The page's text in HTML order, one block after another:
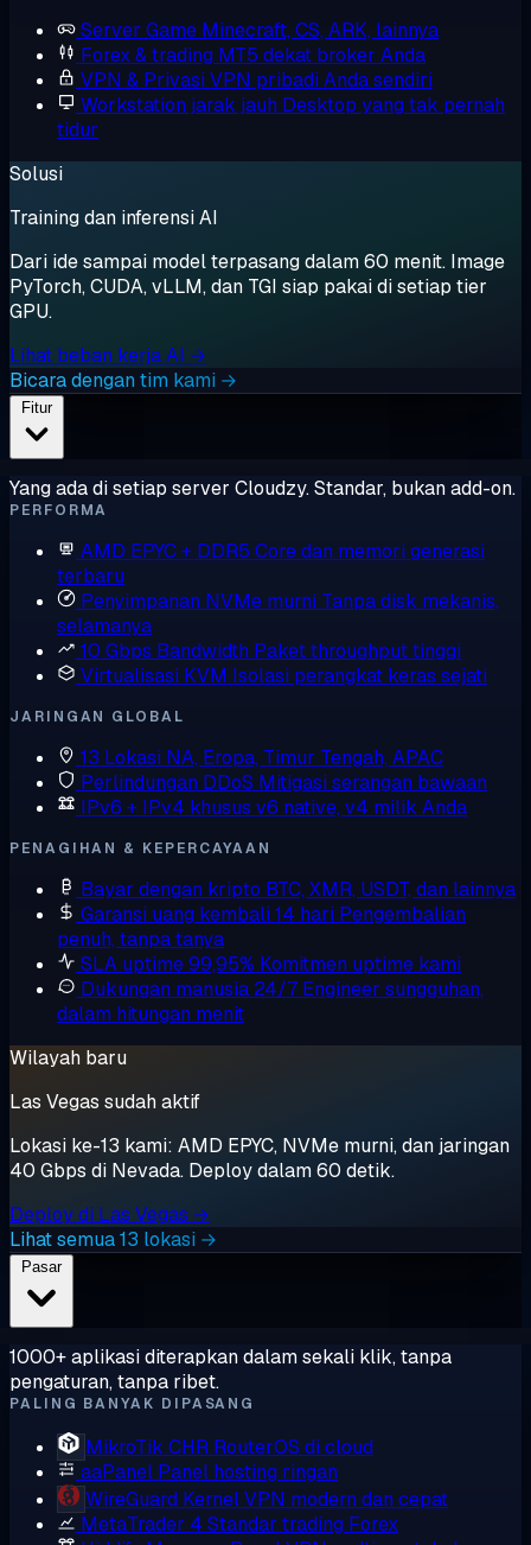
Server Game Minecraft, CS, ARK, lainnya
Forex & trading MT5 dekat broker Anda
VPN & Privasi VPN pribadi Anda sendiri
Workstation jarak jauh Desktop yang tak pernah
tidur
Solusi
Training dan inferensi AI
Dari ide sampai model terpasang dalam 60 menit. Image
PyTorch, CUDA, vLLM, dan TGI siap pakai di setiap tier
GPU.
Lihat beban kerja AI →
Bicara dengan tim kami →
Fitur
Yang ada di setiap server Cloudzy. Standar, bukan add-on.
PERFORMA
AMD EPYC + DDR5 Core dan memori generasi
terbaru
Penyimpanan NVMe murni Tanpa disk mekanis,
selamanya
10 Gbps Bandwidth Paket throughput tinggi
Virtualisasi KVM Isolasi perangkat keras sejati
JARINGAN GLOBAL
13 Lokasi NA, Eropa, Timur Tengah, APAC
Perlindungan DDoS Mitigasi serangan bawaan
IPv6 + IPv4 khusus v6 native, v4 milik Anda
PENAGIHAN & KEPERCAYAAN
Bayar dengan kripto BTC, XMR, USDT, dan lainnya
Garansi uang kembali 14 hari Pengembalian
penuh, tanpa tanya
SLA uptime 99,95% Komitmen uptime kami
Dukungan manusia 24/7 Engineer sungguhan,
dalam hitungan menit
Wilayah baru
Las Vegas sudah aktif
Lokasi ke-13 kami: AMD EPYC, NVMe murni, dan jaringan
40 Gbps di Nevada. Deploy dalam 60 detik.
Deploy di Las Vegas →
Lihat semua 13 lokasi →
Pasar
1000+ aplikasi diterapkan dalam sekali klik, tanpa
pengaturan, tanpa ribet.
PALING BANYAK DIPASANG
MikroTik CHR RouterOS di cloud
aaPanel Panel hosting ringan
WireGuard Kernel VPN modern dan cepat
MetaTrader 4 Standar trading Forex